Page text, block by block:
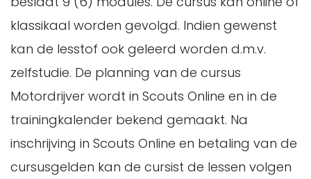
klassikaal worden gevolgd. Indien gewenst
kan de lesstof ook geleerd worden d.m.v.
zelfstudie. De planning van de cursus
Motordrijver wordt in Scouts Online en in de
trainingkalender bekend gemaakt. Na
inschrijving in Scouts Online en betaling van de
cursusgelden kan de cursist de lessen volgen